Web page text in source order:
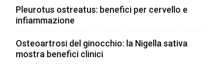
Pleurotus ostreatus: benefici per cervello e
infiammazione
Osteoartrosi del ginocchio: la Nigella sativa
mostra benefici clinici